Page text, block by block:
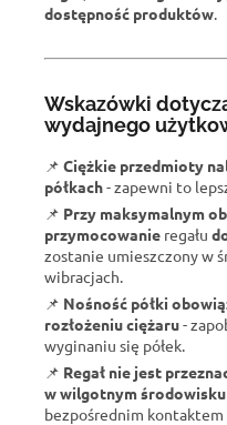
dostępność produktów
Wskazówki
wydajnego
📌 Ciężkie przedmioty
półkach- zapewni to
📌 Przy maksymalnym
przymocowanie regału
zostanie umieszczony w
wibracjach.
📌 Nośność półki
rozłożeniu ciężaru-
wyginaniu się półek.
📌 Regał nie jest
w wilgotnym środowisku
bezpośrednim kontaktem